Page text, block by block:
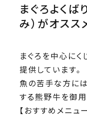
まぐろよくば
み）がオスス
まぐろを中心にく
提供しています。
魚の苦手な方に
する熊野牛を御用
【おすすめメニュ